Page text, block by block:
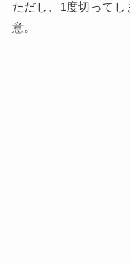
ただし、1度切って
意。